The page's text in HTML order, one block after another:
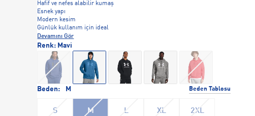
Hafif ve nefes alabilir kumaş
Esnek yapı
Modern kesim
Günlük kullanım için ideal
Devamını Gör
Beden: M Beden Tablosu
S M L XL 2XL
Renk: Mavi